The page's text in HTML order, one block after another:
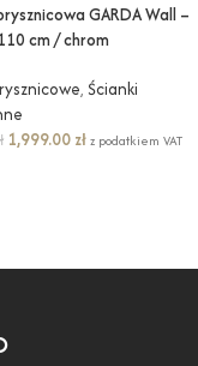
GARDA Wall –
cm / chrom
, Ścianki
1,999.00 złz podatkiem VAT